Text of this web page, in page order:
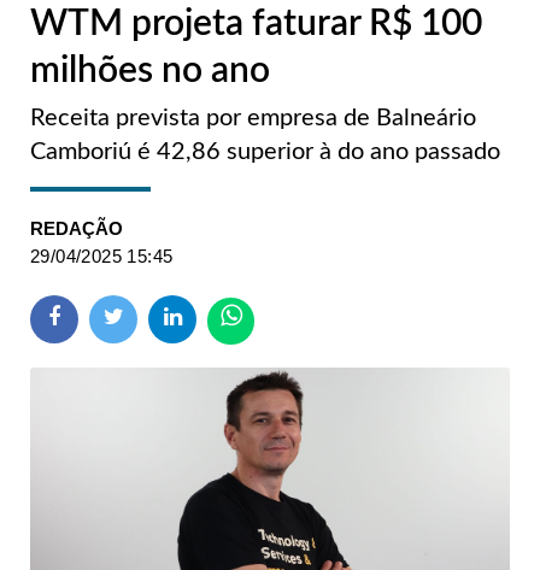
WTM projeta faturar R$ 100
milhões no ano
Receita prevista por empresa de Balneário
Camboriú é 42,86 superior à do ano passado
REDAÇÃO
29/04/2025 15:45